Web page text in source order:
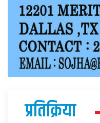
प्रतिक्रिया